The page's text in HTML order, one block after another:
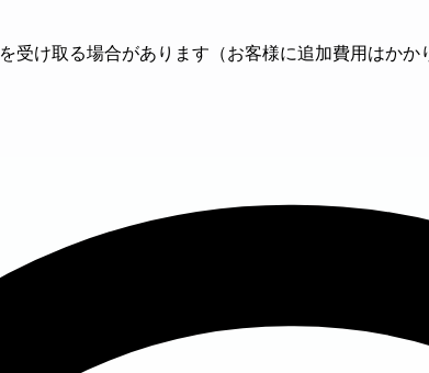
け取る場合があります（お客様に追加費用はかか